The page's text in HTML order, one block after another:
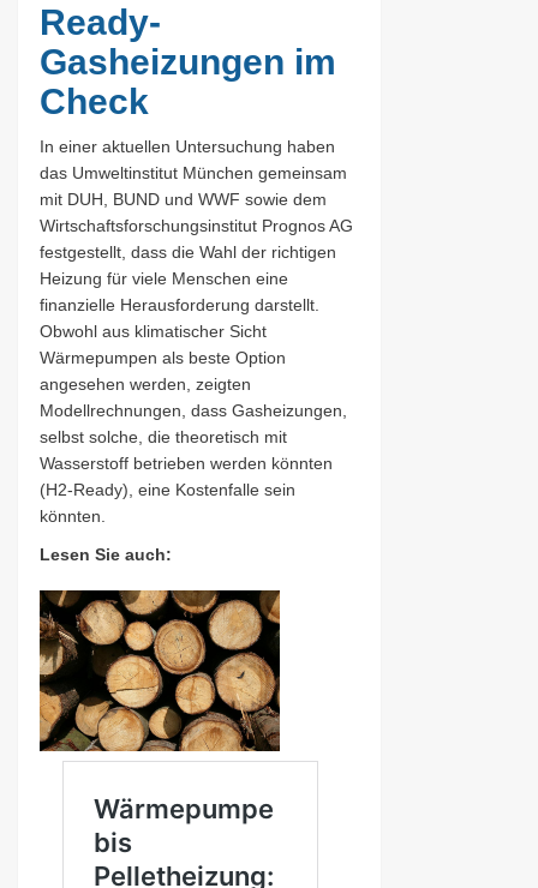
Ready-
Gasheizungen im
Check
In einer aktuellen Untersuchung haben
das Umweltinstitut München gemeinsam
mit DUH, BUND und WWF sowie dem
Wirtschaftsforschungsinstitut Prognos AG
festgestellt, dass die Wahl der richtigen
Heizung für viele Menschen eine
finanzielle Herausforderung darstellt.
Obwohl aus klimatischer Sicht
Wärmepumpen als beste Option
angesehen werden, zeigten
Modellrechnungen, dass Gasheizungen,
selbst solche, die theoretisch mit
Wasserstoff betrieben werden könnten
(H2-Ready), eine Kostenfalle sein
könnten.
Lesen Sie auch: